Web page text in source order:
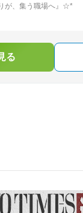
が、集う職場へ』☆*
る